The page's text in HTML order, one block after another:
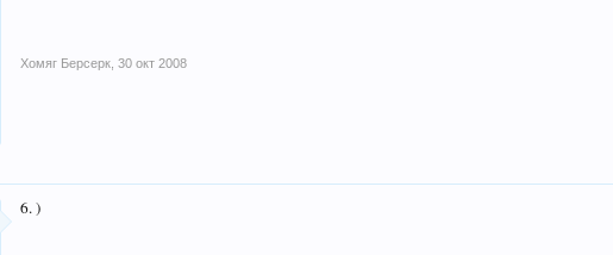
Хомяг Берсерк 30 окт 2008
6. )